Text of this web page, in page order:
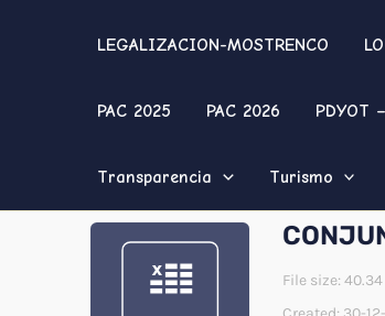
LEGALIZACION-MOSTRENCO
PAC 2025 PAC 2026 PDYOT
Transparencia Turismo
File size: 40.34